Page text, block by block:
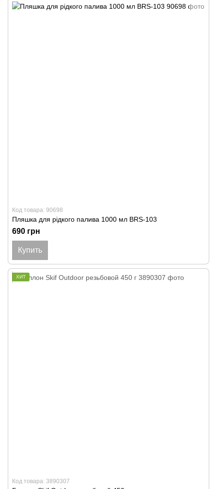
Код товара: 90698
Пляшка для рідкого палива 1000 мл BRS-103
690 грн
Купить
ХИТ
Код товара: 3890307